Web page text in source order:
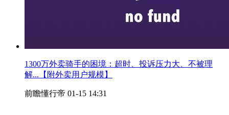
1300万外卖骑手的困境：超时、投诉压力大、不被理
解...【附外卖用户规模】
前瞻懂行帝 01-15 14:31